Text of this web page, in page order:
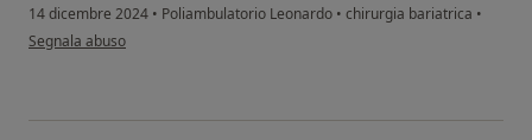
14 dicembre 2024 • Poliambulatorio Leonardo • chirurgia bariatrica •
secondo l'opinione dell'utente F.S.
Segnala abuso